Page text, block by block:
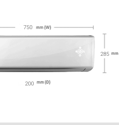
750
285
200